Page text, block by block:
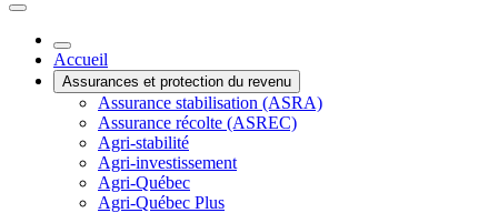
Accueil
Assurances et protection du revenu
Assurance stabilisation (ASRA)
Assurance récolte (ASREC)
Agri-stabilité
Agri-investissement
Agri-Québec
Agri-Québec Plus